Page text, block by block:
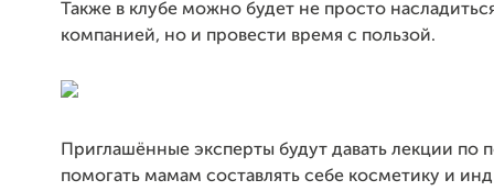
Также в клубе можно будет не просто
компанией, но и провести время с пользой.
Приглашённые эксперты будут давать лекции по
помогать мамам составлять себе косметику и